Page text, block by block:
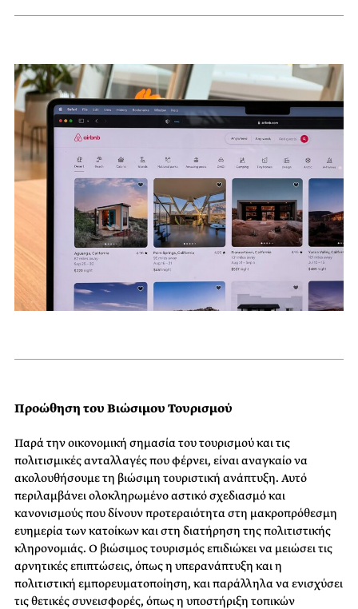
Προώθηση του Βιώσιμου Τουρισμού
Παρά την οικονομική σημασία του τουρισμού και τις
πολιτισμικές ανταλλαγές που φέρνει, είναι αναγκαίο να
ακολουθήσουμε τη βιώσιμη τουριστική ανάπτυξη. Αυτό
περιλαμβάνει ολοκληρωμένο αστικό σχεδιασμό και
κανονισμούς που δίνουν προτεραιότητα στη μακροπρόθεσμη
ευημερία των κατοίκων και στη διατήρηση της πολιτιστικής
κληρονομιάς. Ο βιώσιμος τουρισμός επιδιώκει να μειώσει τις
αρνητικές επιπτώσεις, όπως η υπερανάπτυξη και η
πολιτιστική εμπορευματοποίηση, και παράλληλα να ενισχύσει
τις θετικές συνεισφορές, όπως η υποστήριξη τοπικών